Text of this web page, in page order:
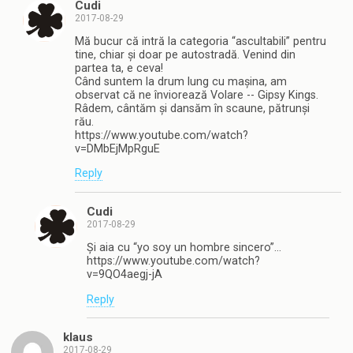
Cudi
2017-08-29
Mă bucur că intră la categoria “ascultabili” pentru
tine, chiar și doar pe autostradă. Venind din
partea ta, e ceva!
Când suntem la drum lung cu mașina, am
observat că ne înviorează Volare -- Gipsy Kings.
Râdem, cântăm și dansăm în scaune, pătrunși
rău.
https://www.youtube.com/watch?
v=DMbEjMpRguE
Reply
Cudi
2017-08-29
Și aia cu “yo soy un hombre sincero”…
https://www.youtube.com/watch?
v=9QO4aegj-jA
Reply
klaus
2017-08-29